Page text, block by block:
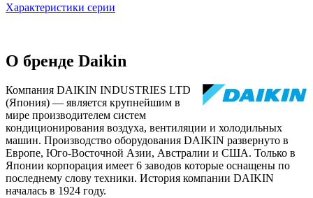
Характеристики серии
О бренде Daikin
Компания DAIKIN INDUSTRIES LTD
(Япония) — является крупнейшим в
мире производителем систем
кондиционирования воздуха, вентиляции и холодильных
машин. Производство оборудования DAIKIN развернуто в
Европе, Юго-Восточной Азии, Австралии и США. Только в
Японии корпорация имеет 6 заводов которые оснащены по
последнему слову техники. История компании DAIKIN
началась в 1924 году.